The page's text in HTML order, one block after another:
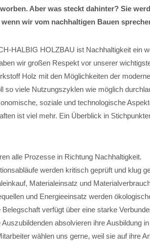
Aber was steckt dahinter? Sie
wir vom nachhaltigen Bauen
HALBIG HOLZBAU ist Nachhaltigkeit ein
wir großen Respekt vor unserer
Holz mit den Möglichkeiten der
so viele Nutzungszyklen wie möglich
soziale und technologische
ist viel mehr. Ein Überblick in
alle Prozesse in Richtung Nachhaltigkeit.
werden kritisch geprüft und klug
Materialeinsatz und
und Energieeinsatz werden
Belegschaft verfügt über eine starke
Auszubildenden absolvieren ihre Ausbildung
wählen uns gerne, weil sie auf ihre